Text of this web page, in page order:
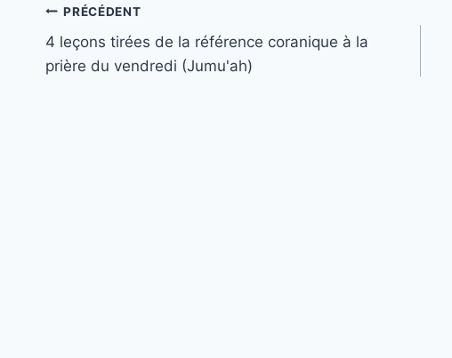
Navigation
de
PRÉCÉDENT
4 leçons tirées de la référence coranique à la
prière du vendredi (Jumu'ah)